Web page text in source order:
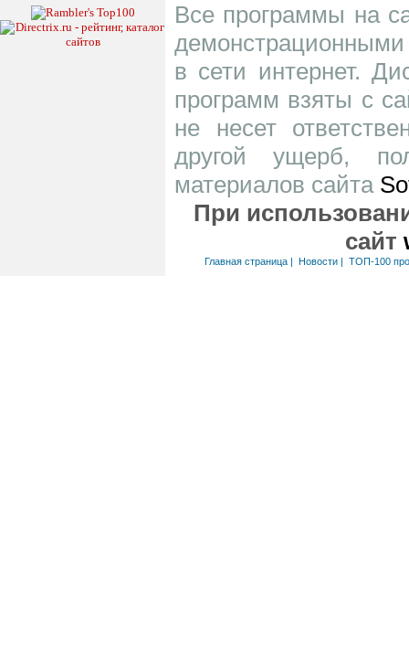
Все программы на
в сети интернет.
программ взяты с
не несет
другой ущерб,
материалов сайта
При
сайт
Главная страница| Новости| ТОП-100